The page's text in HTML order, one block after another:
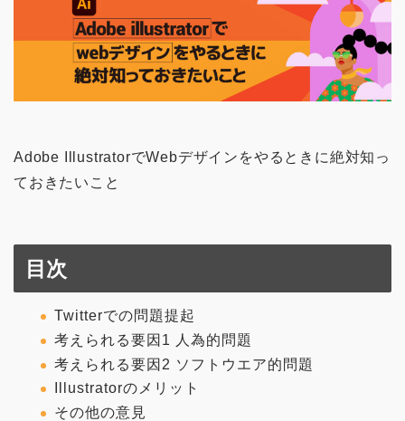
Adobe IllustratorでWebデザインをやるときに絶対知っ
ておきたいこと
目次
Twitterでの問題提起
考えられる要因1 人為的問題
考えられる要因2 ソフトウエア的問題
Illustratorのメリット
その他の意見